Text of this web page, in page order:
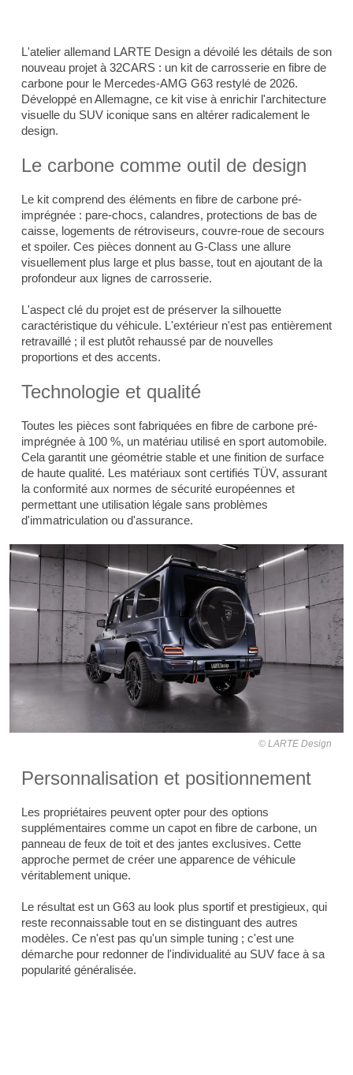
L'atelier allemand LARTE Design a dévoilé les détails de son
nouveau projet à 32CARS : un kit de carrosserie en fibre de
carbone pour le Mercedes-AMG G63 restylé de 2026.
Développé en Allemagne, ce kit vise à enrichir l'architecture
visuelle du SUV iconique sans en altérer radicalement le
design.
Le carbone comme outil de design
Le kit comprend des éléments en fibre de carbone pré-
imprégnée : pare-chocs, calandres, protections de bas de
caisse, logements de rétroviseurs, couvre-roue de secours
et spoiler. Ces pièces donnent au G-Class une allure
visuellement plus large et plus basse, tout en ajoutant de la
profondeur aux lignes de carrosserie.
L'aspect clé du projet est de préserver la silhouette
caractéristique du véhicule. L'extérieur n'est pas entièrement
retravaillé ; il est plutôt rehaussé par de nouvelles
proportions et des accents.
Technologie et qualité
Toutes les pièces sont fabriquées en fibre de carbone pré-
imprégnée à 100 %, un matériau utilisé en sport automobile.
Cela garantit une géométrie stable et une finition de surface
de haute qualité. Les matériaux sont certifiés TÜV, assurant
la conformité aux normes de sécurité européennes et
permettant une utilisation légale sans problèmes
d'immatriculation ou d'assurance.
LARTE Design
Personnalisation et positionnement
Les propriétaires peuvent opter pour des options
supplémentaires comme un capot en fibre de carbone, un
panneau de feux de toit et des jantes exclusives. Cette
approche permet de créer une apparence de véhicule
véritablement unique.
Le résultat est un G63 au look plus sportif et prestigieux, qui
reste reconnaissable tout en se distinguant des autres
modèles. Ce n'est pas qu'un simple tuning ; c'est une
démarche pour redonner de l'individualité au SUV face à sa
popularité généralisée.